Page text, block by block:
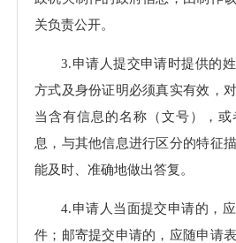
关负责公开。
3.申请人提交申请时提供的
方式及身份证明必须真实有效，
当含有信息的名称（文号），
息，与其他信息进行区分的特征
能及时、准确地做出答复。
4.申请人当面提交申请的，
件；邮寄提交申请的，应随申请